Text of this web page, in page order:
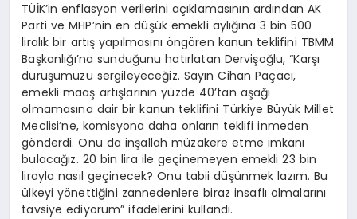
TÜİK’in enflasyon verilerini açıklamasının ardından AK
Parti ve MHP’nin en düşük emekli aylığına 3 bin 500
liralık bir artış yapılmasını öngören kanun teklifini TBMM
Başkanlığı’na sunduğunu hatırlatan Dervişoğlu, “Karşı
duruşumuzu sergileyeceğiz. Sayın Cihan Paçacı,
emekli maaş artışlarının yüzde 40’tan aşağı
olmamasına dair bir kanun teklifini Türkiye Büyük Millet
Meclisi’ne, komisyona daha onların teklifi inmeden
gönderdi. Onu da inşallah müzakere etme imkanı
bulacağız. 20 bin lira ile geçinemeyen emekli 23 bin
lirayla nasıl geçinecek? Onu tabii düşünmek lazım. Bu
ülkeyi yönettiğini zannedenlere biraz insaflı olmalarını
tavsiye ediyorum” ifadelerini kullandı.